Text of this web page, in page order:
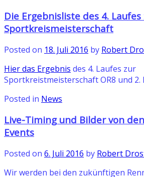
Die Ergebnisliste des 4. Laufes
Sportkreismeisterschaft
Posted on 18. Juli 2016 by Robert
Hier das Ergebnis des 4. Laufes zur
Sportkreistmeisterschaft OR8 und 2.
Posted in News
Live-Timing und Bilder von
Events
Posted on 6. Juli 2016 by Robert
Wir werden bei den zukünftigen